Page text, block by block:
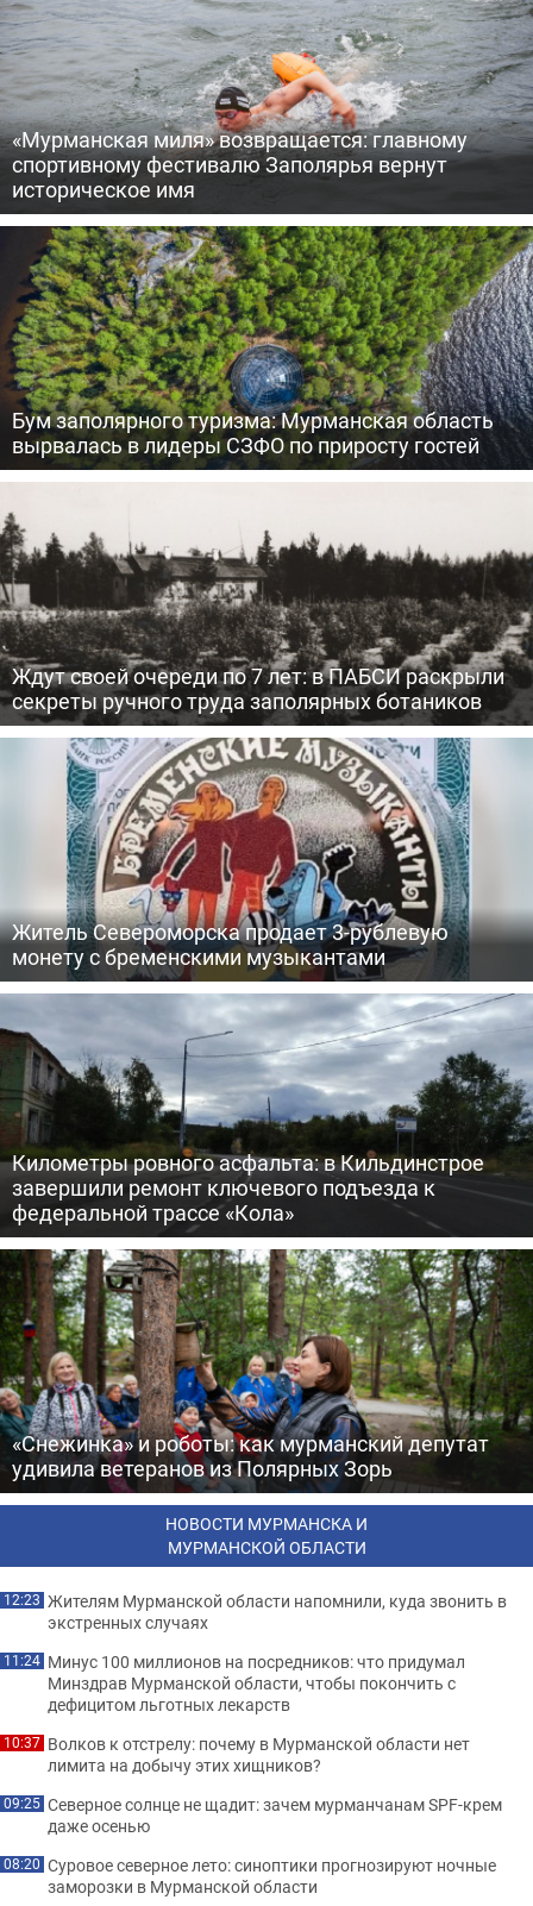
«Мурманская миля» возвращается: главному
спортивному фестивалю Заполярья вернут
историческое имя
Бум заполярного туризма: Мурманская область
вырвалась в лидеры СЗФО по приросту гостей
Ждут своей очереди по 7 лет: в ПАБСИ раскрыли
секреты ручного труда заполярных ботаников
Житель Североморска продает 3-рублевую
монету с бременскими музыкантами
Километры ровного асфальта: в Кильдинстрое
завершили ремонт ключевого подъезда к
федеральной трассе «Кола»
«Снежинка» и роботы: как мурманский депутат
удивила ветеранов из Полярных Зорь
НОВОСТИ МУРМАНСКА И
МУРМАНСКОЙ ОБЛАСТИ
12:23 Жителям Мурманской области напомнили, куда звонить в
экстренных случаях
11:24 Минус 100 миллионов на посредников: что придумал
Минздрав Мурманской области, чтобы покончить с
дефицитом льготных лекарств
10:37 Волков к отстрелу: почему в Мурманской области нет
лимита на добычу этих хищников?
09:25 Северное солнце не щадит: зачем мурманчанам SPF-крем
даже осенью
08:20 Суровое северное лето: синоптики прогнозируют ночные
заморозки в Мурманской области